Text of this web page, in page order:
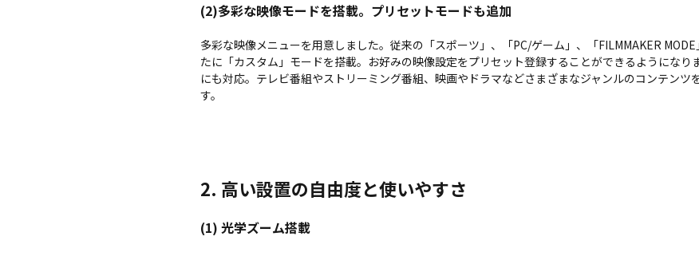
(2)多彩な映像モードを搭載。プリセットモードも追加
多彩な映像メニューを用意しました。従来の「スポーツ」、「PC/ゲーム」、「FILMMAKER
たに「カスタム」モードを搭載。お好みの映像設定をプリセット登録することができるようになり
にも対応。テレビ番組やストリーミング番組、映画やドラマなどさまざまなジャンルのコンテンツ
す。
2. 高い設置の自由度と使いやすさ
(1) 光学ズーム搭載